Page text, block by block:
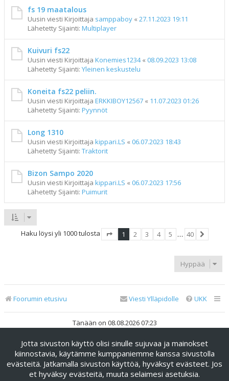
fs 19 maatalous
Uusin viesti Kirjoittaja samppaboy « 27.11.2023 19:11
Lähetetty Sijainti: Multiplayer
Kuivuri fs22
Uusin viesti Kirjoittaja Konemies1234« 08.09.2023 13:08
Lähetetty Sijainti: Yleinen keskustelu
Koneita fs22 peliin.
Uusin viesti Kirjoittaja ERKKIBOY12567 « 11.07.2023 01:26
Lähetetty Sijainti: Pyynnöt
Long 1310
Uusin viesti Kirjoittaja kippari.LS « 06.07.2023 18:43
Lähetetty Sijainti: Traktorit
Bizon Sampo 2020
Uusin viesti Kirjoittaja kippari.LS « 06.07.2023 17:56
Lähetetty Sijainti: Puimurit
Haku löysi yli 1000 tulosta
1 2 3 4 5 … 40
Hyppää
Foorumin etusivu UKK
Viesti Ylläpidolle
Tänään on 08.08.2026 07:23
Keskustelufoorumin ohjelmistophpBB® Forum Software ©
phpBB Limited
Käännös: phpBB Suomi (lurttinen, harritapio, Pettis)
phpBB Metro Theme byPixelGoose Studio
Jotta sivuston käyttö olisi sinulle sujuvaa ja mainokset
kiinnostavia, käytämme kumppaniemme kanssa sivustolla
evästeitä. Jatkamalla sivuston käyttöä, hyväksyt evästeet. Jos
et hyväksy evästeitä, muuta selaimesi asetuksia.